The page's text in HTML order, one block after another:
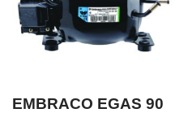
EMBRACO EGAS 90